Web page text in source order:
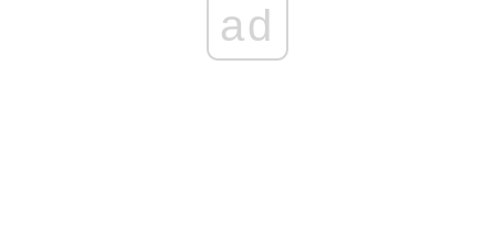
ad